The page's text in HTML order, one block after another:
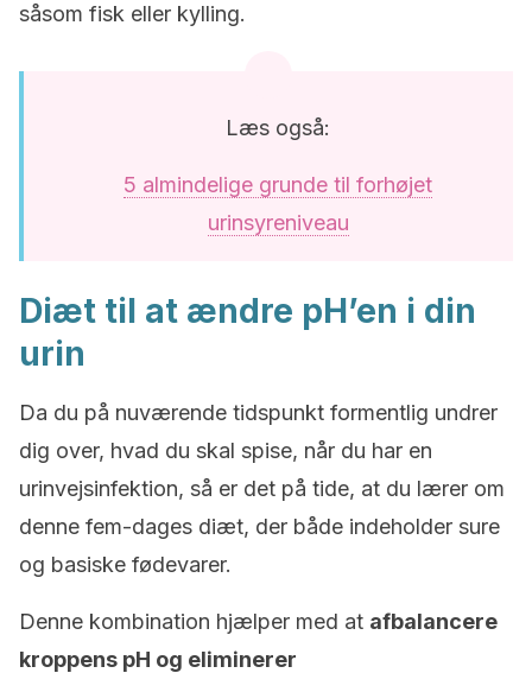
såsom fisk eller kylling.
Læs også:
5 almindelige grunde til forhøjet
urinsyreniveau
Diæt til at ændre pH’en i din
urin
Da du på nuværende tidspunkt formentlig undrer
dig over, hvad du skal spise, når du har en
urinvejsinfektion, så er det på tide, at du lærer om
denne fem-dages diæt, der både indeholder sure
og basiske fødevarer.
Denne kombination hjælper med at afbalancere
kroppens pH og eliminerer